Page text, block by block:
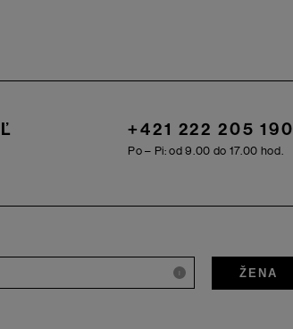
+421 222 205 190
Po – Pi: od 9.00 do 17.00 hod.
i ŽENA